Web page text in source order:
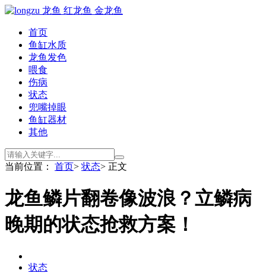
首页
鱼缸水质
龙鱼发色
喂食
伤病
状态
兜嘴掉眼
鱼缸器材
其他
当前位置： 首页> 状态> 正文
龙鱼鳞片翻卷像波浪？立鳞病
晚期的状态抢救方案！
状态